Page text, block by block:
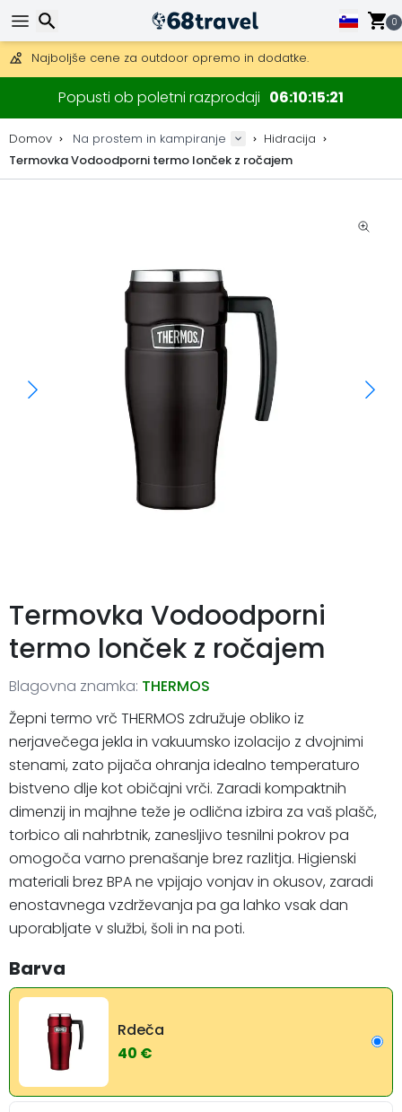
0
Na voljo je tudi DHL Express čez noč.
30 dni za vračilo, 90 dni za lesene zemljevide in dekoracije.
Najboljše cene za outdoor opremo in dodatke.
Popusti ob poletni razprodaji 06 10 15 21
Domov Na prostem in kampiranje
Hidracija
Termovka Vodoodporni termo lonček z ročajem
Termovka Vodoodporni
termo lonček z ročajem
Blagovna znamka: THERMOS
Žepni termo vrč THERMOS združuje obliko iz
nerjavečega jekla in vakuumsko izolacijo z dvojnimi
stenami, zato pijača ohranja idealno temperaturo
bistveno dlje kot običajni vrči. Zaradi kompaktnih
dimenzij in majhne teže je odlična izbira za vaš plašč,
torbico ali nahrbtnik, zanesljivo tesnilni pokrov pa
omogoča varno prenašanje brez razlitja. Higienski
materiali brez BPA ne vpijajo vonjav in okusov, zaradi
enostavnega vzdrževanja pa ga lahko vsak dan
uporabljate v službi, šoli in na poti.
Barva
Rdeča
40 €
Iskanje